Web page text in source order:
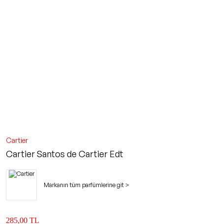
Cartier
Cartier Santos de Cartier Edt
Markanın tüm parfümlerine git >
285,00 TL